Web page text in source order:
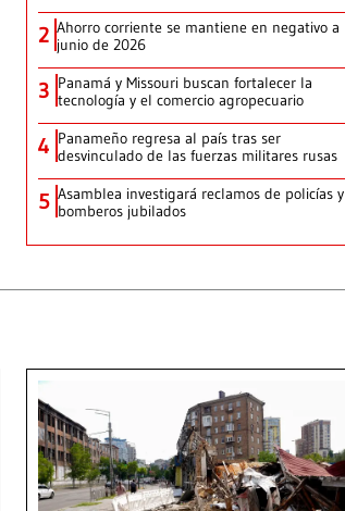
2 Ahorro corriente se mantiene en negativo a
junio de 2026
3 Panamá y Missouri buscan fortalecer la
tecnología y el comercio agropecuario
4 Panameño regresa al país tras ser
desvinculado de las fuerzas militares rusas
5 Asamblea investigará reclamos de policías y
bomberos jubilados